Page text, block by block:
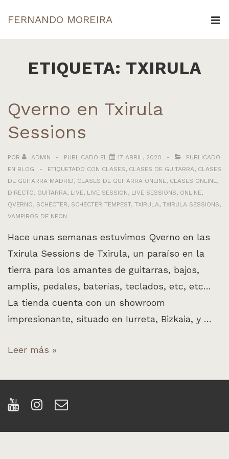
Saltar
al
principal
FERNANDO MOREIRA
principalETIQUETA: TXIRULA
Qverno en Txirula
Sessions
POR ADMIN PUBLICADO EL 17 ABRIL, 2020
PUBLICADO
EN BLOG ETIQUETADO CON CLASES, CLASES DE GUITARRA, CLASES
DE GUITARRA MADRID, CLASES DE GUITARRA ONLINE, CLASES ONLINE,
DIRECTO, GUITARRA, LIVE, LIVE SESSION, LIVE SESSIONS, ONLINE,
QVERNO, SCHECTER, SCHECTER TEMPEST, TXIRULA, TXIRULA SESSIONS,
VAMPIROS DE NEON
Hace unas semanas estuvimos Qverno en las
Txirula Sessions de Txirula, un paraíso en la
tierra para los amantes de guitarras, bajos,
amplis, pedales, baterías, teclados, etc, etc…
La tienda cuenta con un showroom
impresionante, situado en Iurreta, Bizkaia, y …
Qverno
Txirula
Sessions
Leer más »